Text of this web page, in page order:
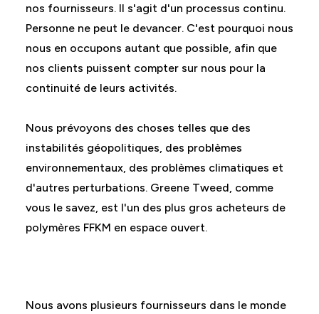
nos fournisseurs. Il s'agit d'un processus continu.
Personne ne peut le devancer. C'est pourquoi nous
nous en occupons autant que possible, afin que
nos clients puissent compter sur nous pour la
continuité de leurs activités.
Nous prévoyons des choses telles que des
instabilités géopolitiques, des problèmes
environnementaux, des problèmes climatiques et
d'autres perturbations. Greene Tweed, comme
vous le savez, est l'un des plus gros acheteurs de
polymères FFKM en espace ouvert.
Nous avons plusieurs fournisseurs dans le monde